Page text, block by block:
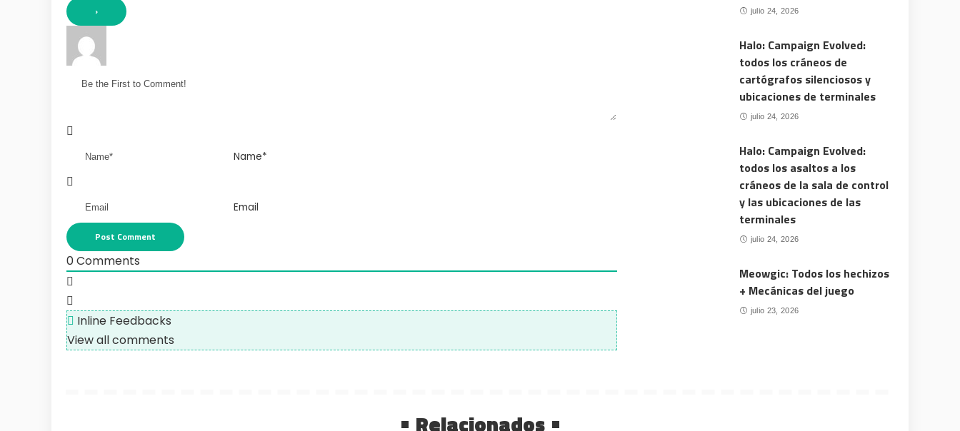
Name*
Email
0Comments
Inline Feedbacks
View all comments
julio 24, 2026
Halo: Campaign Evolved:
todos los cráneos de
cartógrafos silenciosos y
ubicaciones de terminales
julio 24, 2026
Halo: Campaign Evolved:
todos los asaltos a los
cráneos de la sala de control
y las ubicaciones de las
terminales
julio 24, 2026
Meowgic: Todos los hechizos
+ Mecánicas del juego
julio 23, 2026
Relacionados